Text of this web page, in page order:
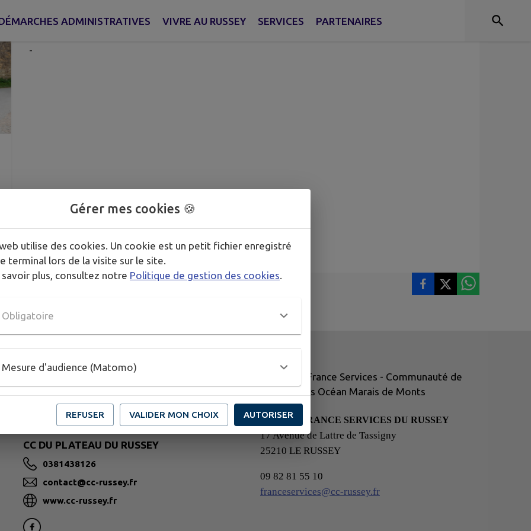
ADMINISTRATIVES VIVRE AU RUSSEY SERVICES PARTENAIRES
Publié le jeudi 28 mai 2026 - Le Russey
-
CC DU PLATEAU DU RUSSEY
0381438126
contact@cc-russey.fr
www.cc-russey.fr
ESPACE FRANCE SERVICES DU RUSSEY
17 Avenue de Lattre de Tassigny
25210 LE RUSSEY
09 82 81 55 10
franceservices@cc-russey.fr
Gérer mes cookies 🍪
utilise des cookies. Un cookie est un petit fichier enregistré
terminal lors de la visite sur le site.
savoir plus, consultez notre Politique de gestion des cookies
Obligatoire
Mesure d'audience (Matomo)
REFUSER VALIDER MON CHOIX AUTORISER